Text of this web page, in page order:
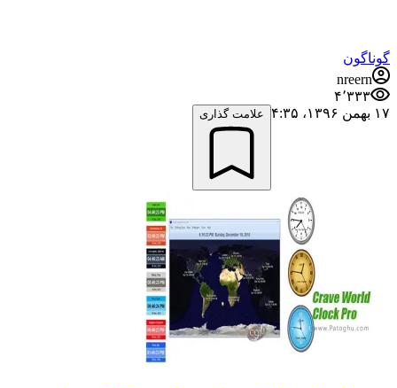
گوناگون
nreern
۴٬۳۳۳
۱۷ بهمن ۱۳۹۶،‏ ۴:۳۵
علامت گذاری